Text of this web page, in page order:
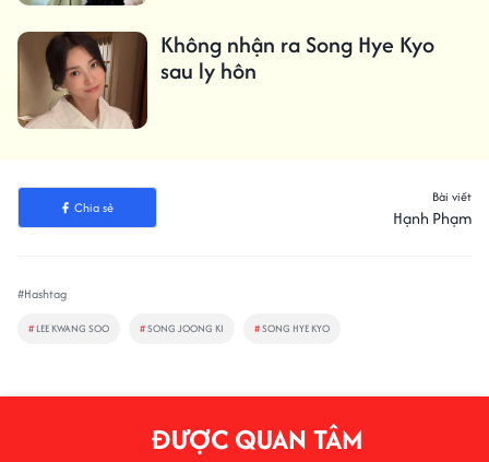
Không nhận ra Song Hye Kyo
sau ly hôn
Chia sẻ
Bài viết
Hạnh Phạm
#Hashtag
# LEE KWANG SOO #SONG JOONG KI #SONG HYE KYO
ĐƯỢC QUAN TÂM